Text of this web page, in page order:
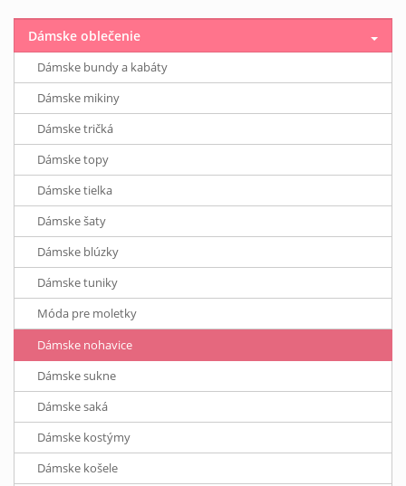
Dámske oblečenie
Dámske bundy a kabáty
Dámske mikiny
Dámske tričká
Dámske topy
Dámske tielka
Dámske šaty
Dámske blúzky
Dámske tuniky
Móda pre moletky
Dámske nohavice
Dámske sukne
Dámske saká
Dámske kostýmy
Dámske košele